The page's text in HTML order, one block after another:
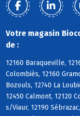
Votre magasin
de :
12160 Baraqueville,
Colombiès, 12160
Bozouls, 12740 La
12450 Calmont, 12120
s/Viaur, 12190